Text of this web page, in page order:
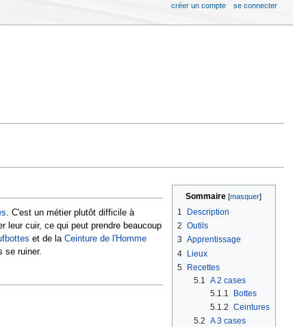
Sommaire
1
Description
2 Outils
3 Apprentissage
4 Lieux
5 Recettes
5.1
A 2 cases
5.1.1
Bottes
5.1.2 Ceintures
5.2 A 3 cases
. C'est un métier plutôt difficile à
leur cuir, ce qui peut prendre beaucoup
et de la Ceinture de l'Homme
se ruiner.
créer un compte se connecter